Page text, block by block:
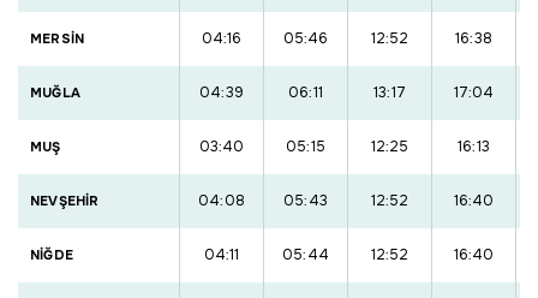
MERSİN 04:16 05:46 12:52 16:38
MUĞLA 04:39 06:11 13:17 17:04
MUŞ 03:40 05:15 12:25 16:13
NEVŞEHİR 04:08 05:43 12:52 16:40
NİĞDE 04:11 05:44 12:52 16:40